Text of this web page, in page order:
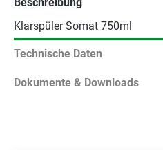
Klarspüler Somat 750ml
Technische Daten
Dokumente & Downloads